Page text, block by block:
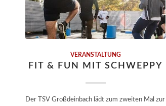
VERANSTALTUNG
FIT & FUN MIT SCHWEPPY
Der TSV Großdeinbach lädt zum zweiten Mal zur